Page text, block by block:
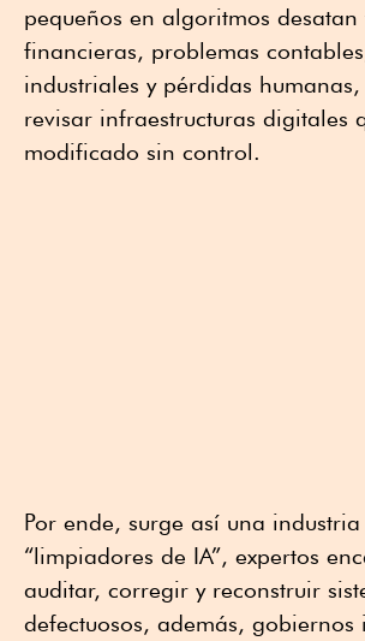
pequeños en algoritmos desatan
financieras, problemas
industriales y pérdidas
revisar infraestructuras digitales
modificado sin control.
Por ende, surge así una
“limpiadores de IA”, expertos
auditar, corregir y reconstruir
defectuosos, además, gobiernos